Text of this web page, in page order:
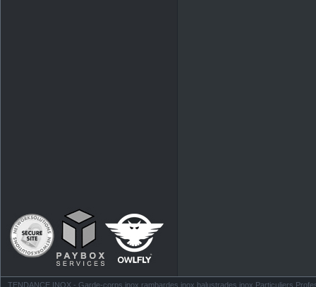
TENDANCE INOX - Garde-corps inox rambardes inox balustrades inox Particuliers